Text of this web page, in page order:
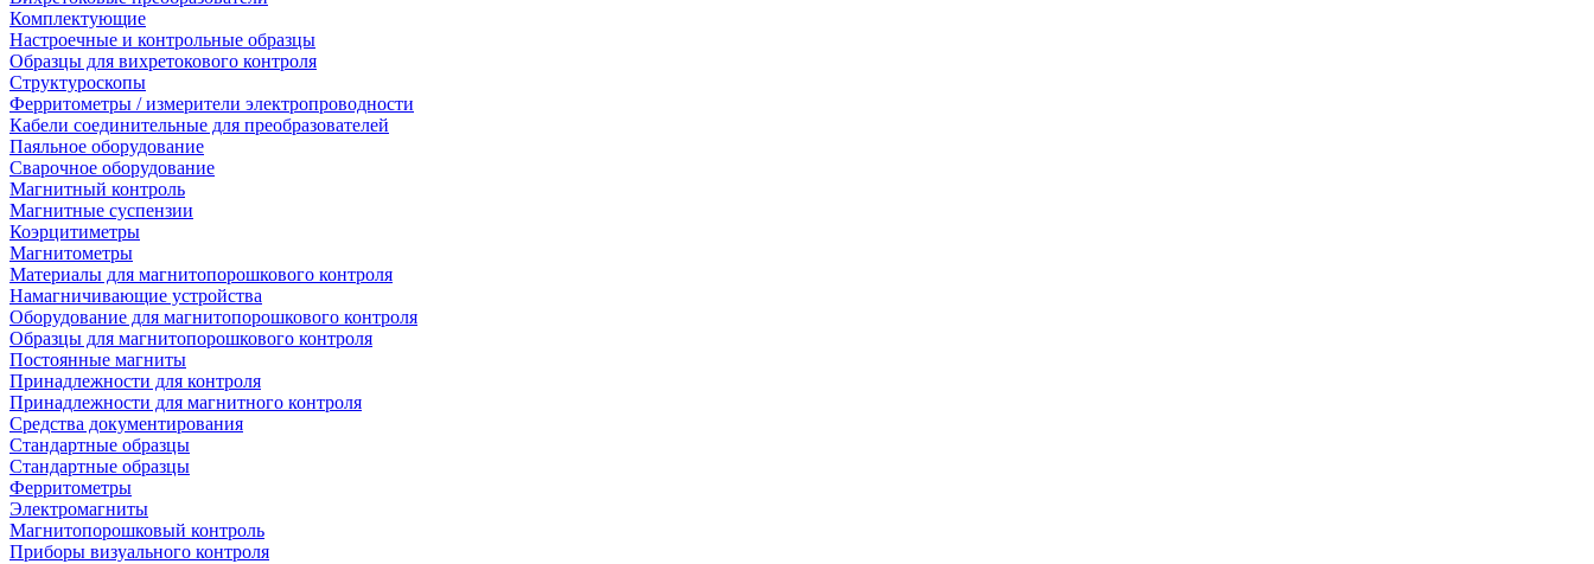
Комплектующие
Настроечные и контрольные образцы
Образцы для вихретокового контроля
Структуроскопы
Ферритометры / измерители электропроводности
Кабели соединительные для преобразователей
Паяльное оборудование
Сварочное оборудование
Магнитный контроль
Магнитные суспензии
Коэрцитиметры
Магнитометры
Материалы для магнитопорошкового контроля
Намагничивающие устройства
Оборудование для магнитопорошкового контроля
Образцы для магнитопорошкового контроля
Постоянные магниты
Принадлежности для контроля
Принадлежности для магнитного контроля
Средства документирования
Стандартные образцы
Стандартные образцы
Ферритометры
Электромагниты
Магнитопорошковый контроль
Приборы визуального контроля